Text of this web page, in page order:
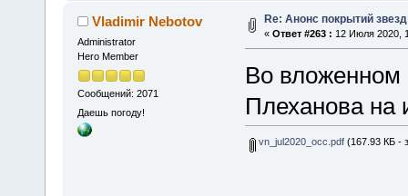
Vladimir Nebotov
Administrator
Hero Member
Сообщений: 2071
Даешь погоду!
Re: Анонс покрытий
« Ответ #263 : 12 Июля 2020,
Во вложенном
Плеханова на
vn_jul2020_occ.pdf(167.93 КБ -